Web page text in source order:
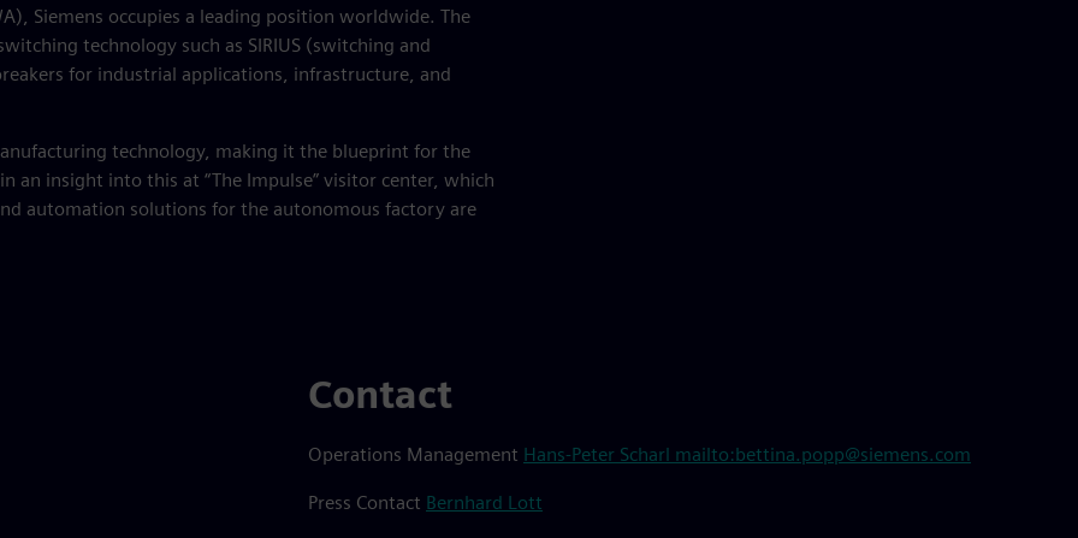
Siemens occupies a leading position worldwide. The
technology such as SIRIUS (switching and
for industrial applications, infrastructure, and
technology, making it the blueprint for the
an insight into this at “The Impulse” visitor center, which
automation solutions for the autonomous factory are
Contact
Operations Management Hans-Peter Scharl mailto:bettina.popp@siemens.com
Press Contact Bernhard Lott